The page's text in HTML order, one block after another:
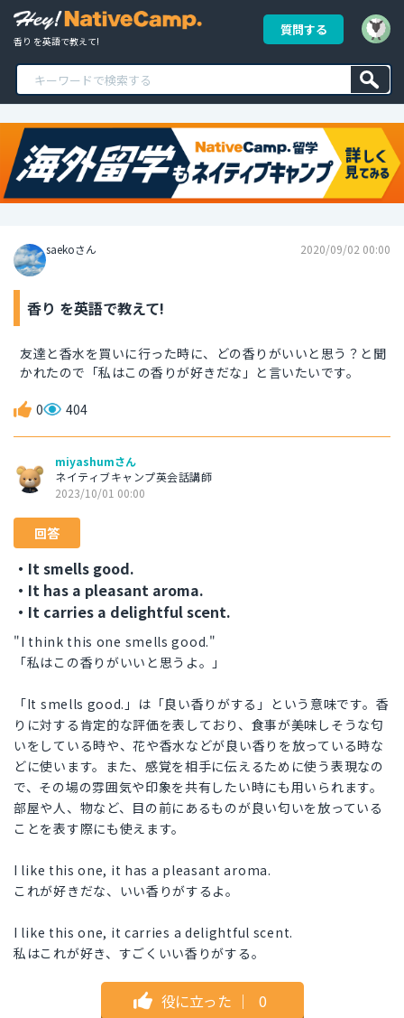
香り を英語で教えて!
質問する
saekoさん 2020/09/02 00:00
香り を英語で教えて!
友達と香水を買いに行った時に、どの香りがいいと思う？と聞
かれたので「私はこの香りが好きだな」と言いたいです。
0 404
miyashumさん
ネイティブキャンプ英会話講師
2023/10/01 00:00
回答
・It smells good.
・It has a pleasant aroma.
・It carries a delightful scent.
"I think this one smells good."
「私はこの香りがいいと思うよ。」
「It smells good.」は「良い香りがする」という意味です。香
りに対する肯定的な評価を表しており、食事が美味しそうな匂
いをしている時や、花や香水などが良い香りを放っている時な
どに使います。また、感覚を相手に伝えるために使う表現なの
で、その場の雰囲気や印象を共有したい時にも用いられます。
部屋や人、物など、目の前にあるものが良い匂いを放っている
ことを表す際にも使えます。
I like this one, it has a pleasant aroma.
これが好きだな、いい香りがするよ。
I like this one, it carries a delightful scent.
私はこれが好き、すごくいい香りがする。
役に立った ｜ 0